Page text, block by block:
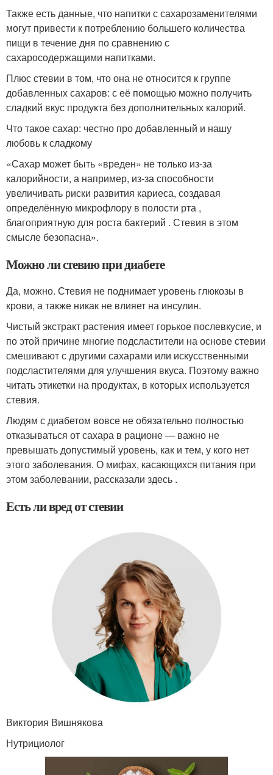
Также есть данные, что напитки с сахарозаменителями
могут привести к потреблению большего количества
пищи в течение дня по сравнению с
сахаросодержащими напитками.
Плюс стевии в том, что она не относится к группе
добавленных сахаров: с её помощью можно получить
сладкий вкус продукта без дополнительных калорий.
Что такое сахар: честно про добавленный и нашу
любовь к сладкому
«Сахар может быть «вреден» не только из-за
калорийности, а например, из-за способности
увеличивать риски развития кариеса, создавая
определённую микрофлору в полости рта ,
благоприятную для роста бактерий . Стевия в этом
смысле безопасна».
Можно ли стевию при диабете
Да, можно. Стевия не поднимает уровень глюкозы в
крови, а также никак не влияет на инсулин.
Чистый экстракт растения имеет горькое послевкусие, и
по этой причине многие подсластители на основе стевии
смешивают с другими сахарами или искусственными
подсластителями для улучшения вкуса. Поэтому важно
читать этикетки на продуктах, в которых используется
стевия.
Людям с диабетом вовсе не обязательно полностью
отказываться от сахара в рационе — важно не
превышать допустимый уровень, как и тем, у кого нет
этого заболевания. О мифах, касающихся питания при
этом заболевании, рассказали здесь .
Есть ли вред от стевии
Виктория Вишнякова
Нутрициолог